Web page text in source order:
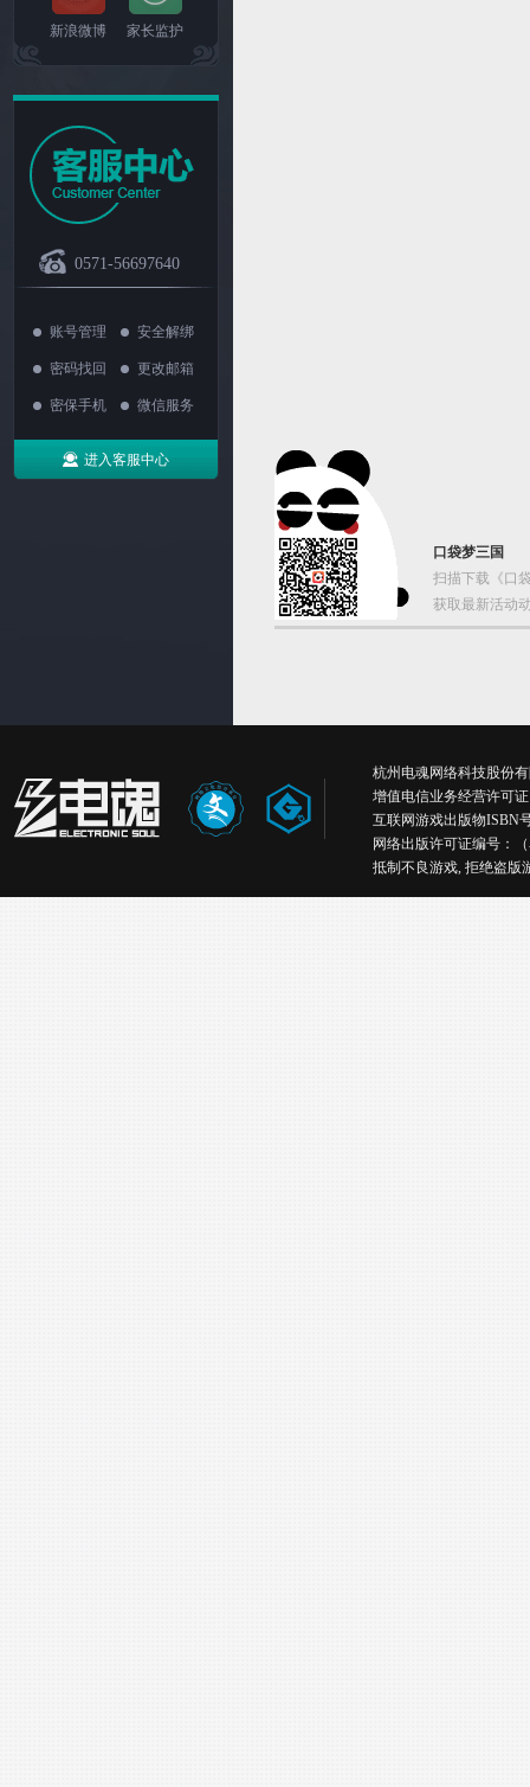
新浪微博 家长监护
0571-56697640
账号管理 安全解绑
密码找回 更改邮箱
密保手机 微信服务
进入客服中心
口袋梦三国
扫描下载《口
获取最新活动
杭州电魂网络科技股份有
增值电信业务经营许可
互联网游戏出版物ISBN
网络出版许可证编号：
抵制不良游戏, 拒绝盗版